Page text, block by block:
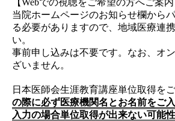
【Webでの視聴をご希望の方へご案内
当院ホームページのお知らせ欄から
る必要がありますので、地域医療連
い。
事前申し込みは不要です。なお、オ
ざいません。
日本医師会生涯教育講座単位取得を
の際に必ず医療機関名とお名前をご
入力の場合単位取得が出来ない可能